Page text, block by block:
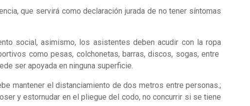
que servirá como declaración jurada de no tener síntomas
social, asimismo, los asistentes deben acudir con la ropa
como pesas, colchonetas, barras, discos, sogas, entre
ser apoyada en ninguna superficie.
mantener el distanciamiento de dos metros entre personas.;
y estornudar en el pliegue del codo, no concurrir si se tiene